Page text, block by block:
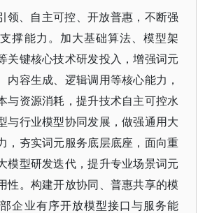
领、自主可控、开放普惠，不断强
撑能力。加大基础算法、模型架
关键核心技术研发投入，增强词元
内容生成、逻辑调用等核心能力，
与资源消耗，提升技术自主可控水
与行业模型协同发展，做强通用大
，夯实词元服务底层底座，面向重
模型研发迭代，提升专业场景词元
性。构建开放协同、普惠共享的模
企业有序开放模型接口与服务能